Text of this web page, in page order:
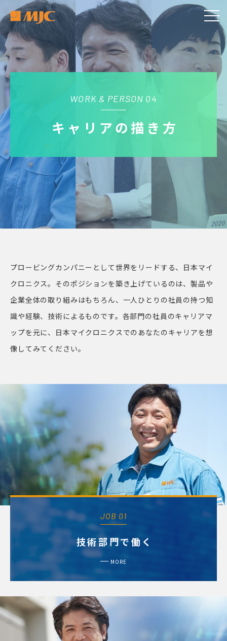
WORK & PERSON 04
キャリアの描き方
プロービングカンパニーとして世界をリードする、日本マイ
クロニクス。 そのポジションを築き上げているのは、製品や
企業全体の取り組みはもちろん、一人ひとりの社員の持つ知
識や経験、技術によるものです。 各部門の社員のキャリアマ
ップを元に、日本マイクロニクスでのあなたのキャリアを想
像してみてください。
JOB 01
技術部門で働く
MORE